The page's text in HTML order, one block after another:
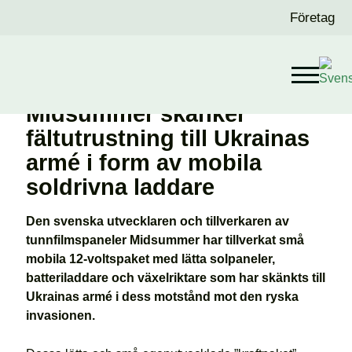
Företag
Midsummer skänker
fältutrustning till Ukrainas
armé i form av mobila
soldrivna laddare
Den svenska utvecklaren och tillverkaren av
tunnfilmspaneler Midsummer har tillverkat små
mobila 12-voltspaket med lätta solpaneler,
batteriladdare och växelriktare som har skänkts till
Ukrainas armé i dess motstånd mot den ryska
invasionen.